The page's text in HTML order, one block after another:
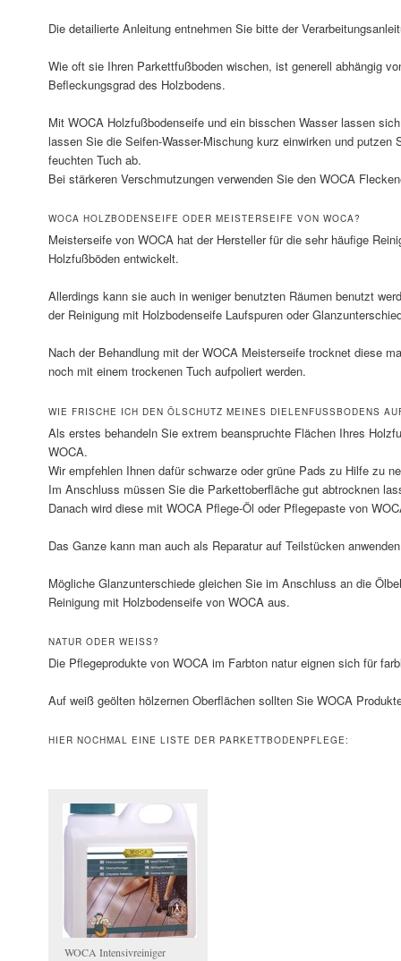
Die detailierte Anleitung entnehmen Sie bitte der
Wie oft sie Ihren Parkettfußboden wischen, ist generell abhängig
Befleckungsgrad des Holzbodens.
Mit WOCA Holzfußbodenseife und ein bisschen Wasser lassen
lassen Sie die Seifen-Wasser-Mischung kurz einwirken und
feuchten Tuch ab.
Bei stärkeren Verschmutzungen verwenden Sie den WOCA
WOCA HOLZBODENSEIFE ODER MEISTERSEIFE VON WOCA?
Meisterseife von WOCA hat der Hersteller für die sehr häufige
Holzfußböden entwickelt.
Allerdings kann sie auch in weniger benutzten Räumen benutzt
der Reinigung mit Holzbodenseife Laufspuren oder
Nach der Behandlung mit der WOCA Meisterseife trocknet diese
noch mit einem trockenen Tuch aufpoliert werden.
WIE FRISCHE ICH DEN ÖLSCHUTZ MEINES DIELENFUSSBODENS
Als erstes behandeln Sie extrem beanspruchte Flächen Ihres
WOCA.
Wir empfehlen Ihnen dafür schwarze oder grüne Pads zu Hilfe zu
Im Anschluss müssen Sie die Parkettoberfläche gut abtrocknen
Danach wird diese mit WOCA Pflege-Öl oder Pflegepaste von
Das Ganze kann man auch als Reparatur auf Teilstücken
Mögliche Glanzunterschiede gleichen Sie im Anschluss an die
Reinigung mit Holzbodenseife von WOCA aus.
NATUR ODER WEISS?
Die Pflegeprodukte von WOCA im Farbton natur eignen sich für
Auf weiß geölten hölzernen Oberflächen sollten Sie WOCA
HIER NOCHMAL EINE LISTE DER PARKETTBODENPFLEGE:
WOCA Intensivreiniger